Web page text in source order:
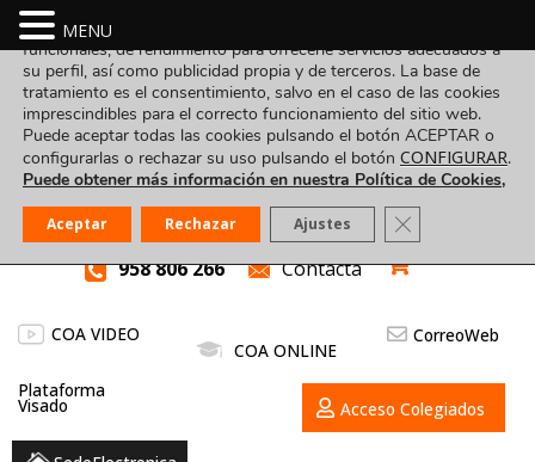
958 806 266 Contacta
COA VIDEO
COA ONLINE
CorreoWeb
Plataforma
Visado Acceso Colegiados
MENU
Utilizamos cookies propias y de terceros para fines analíticos,
funcionales, de rendimiento para ofrecerle servicios adecuados a
su perfil, así como publicidad propia y de terceros. La base de
tratamiento es el consentimiento, salvo en el caso de las cookies
imprescindibles para el correcto funcionamiento del sitio web.
Puede aceptar todas las cookies pulsando el botón ACEPTAR o
configurarlas o rechazar su uso pulsando el botón CONFIGURAR.
Puede obtener más información en nuestra Política de Cookies,
Aceptar Rechazar Ajustes Cerrar el banner